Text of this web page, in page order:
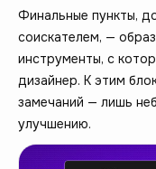
Финальные пункты,
соискателем, —
инструменты, с
дизайнер. К этим
замечаний — лишь
улучшению.